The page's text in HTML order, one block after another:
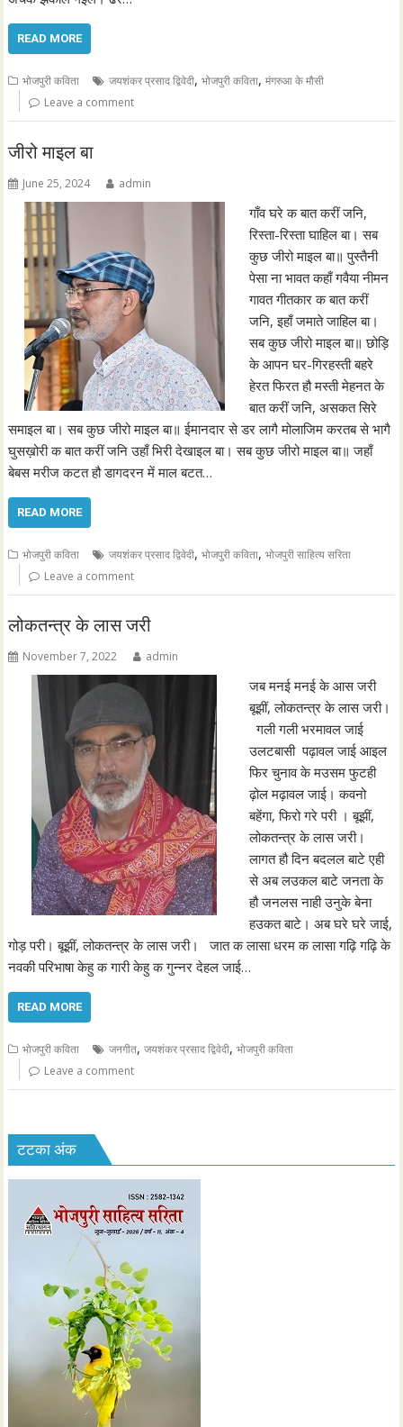
READ MORE
भोजपुरी कविता जयशंकर प्रसाद द्विवेदी,भोजपुरी कविता,मंगरुआ के मौसी
Leave a comment
जीरो माइल बा
June 25, 2024 admin
गाँव घरे क बात करीं जनि,
रिस्ता-रिस्ता घाहिल बा। सब
कुछ जीरो माइल बा॥ पुस्तैनी
पेसा ना भावत कहाँ गवैया नीमन
गावत गीतकार क बात करीं
जनि, इहाँ जमाते जाहिल बा।
सब कुछ जीरो माइल बा॥ छोड़ि
के आपन घर-गिरहस्ती बहरे
हेरत फिरत हौ मस्ती मेहनत के
बात करीं जनि, असकत सिरे
समाइल बा। सब कुछ जीरो माइल बा॥ ईमानदार से डर लागै मोलाजिम करतब से भागै
घुसख़ोरी क बात करीं जनि उहाँ भिरी देखाइल बा। सब कुछ जीरो माइल बा॥ जहाँ
बेबस मरीज कटत हौ डागदरन में माल बटत…
READ MORE
भोजपुरी कविता जयशंकर प्रसाद द्विवेदी,भोजपुरी कविता,भोजपुरी साहित्य सरिता
Leave a comment
लोकतन्त्र के लास जरी
November 7, 2022 admin
जब मनई मनई के आस जरी
बूझीं, लोकतन्त्र के लास जरी।
गली गली भरमावल जाई
उलटबासी पढ़ावल जाई आइल
फिर चुनाव के मउसम फुटही
ढ़ोल मढ़ावल जाई। कवनो
बहेंगा, फिरो गरे परी । बूझीं,
लोकतन्त्र के लास जरी।
लागत हौ दिन बदलल बाटे एही
से अब लउकल बाटे जनता के
हौ जनलस नाही उनुके बेना
हउकत बाटे। अब घरे घरे जाई,
गोड़ परी। बूझीं, लोकतन्त्र के लास जरी। जात क लासा धरम क लासा गढ़ि गढ़ि के
नवकी परिभाषा केहु क गारी केहु क गुन्नर देहल जाई…
READ MORE
भोजपुरी कविता जनगीत,जयशंकर प्रसाद द्विवेदी,भोजपुरी कविता
Leave a comment
टटका अंक